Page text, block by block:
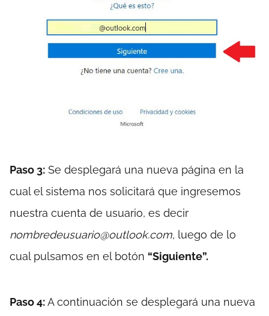
Paso 3: Se desplegará una nueva página en la
cual el sistema nos solicitará que ingresemos
nuestra cuenta de usuario, es decir
nombredeusuario@outlook.com, luego de lo
cual pulsamos en el botón “Siguiente”.
Paso 4:A continuación se desplegará una nueva